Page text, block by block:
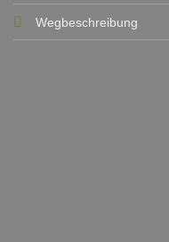
Wegbeschreibung